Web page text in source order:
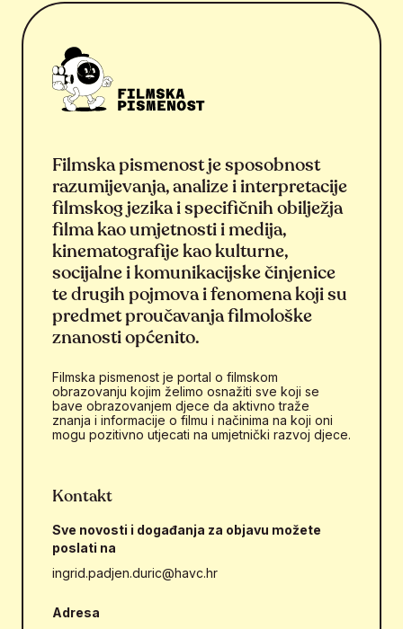
Filmska pismenost je sposobnost
razumijevanja, analize i interpretacije
filmskog jezika i specifičnih obilježja
filma kao umjetnosti i medija,
kinematografije kao kulturne,
socijalne i komunikacijske činjenice
te drugih pojmova i fenomena koji su
predmet proučavanja filmološke
znanosti općenito.
Filmska pismenost je portal o filmskom
obrazovanju kojim želimo osnažiti sve koji se
bave obrazovanjem djece da aktivno traže
znanja i informacije o filmu i načinima na koji oni
mogu pozitivno utjecati na umjetnički razvoj djece.
Kontakt
Sve novosti i događanja za objavu možete
poslati na
ingrid.padjen.duric@havc.hr
Adresa